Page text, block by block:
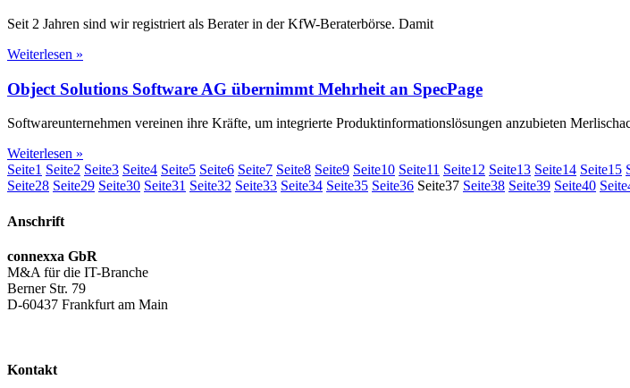
Seit 2 Jahren sind wir registriert als Berater in der KfW-Beraterbörse. Damit
Weiterlesen »
Object Solutions Software AG übernimmt Mehrheit an SpecPage
Softwareunternehmen vereinen ihre Kräfte, um integrierte Produktinformationslösungen anzubieten
Weiterlesen »
Seite1 Seite2 Seite3 Seite4 Seite5 Seite6 Seite7 Seite8 Seite9 Seite10 Seite11 Seite12 Seite13 Seite14 Seite15
Seite28 Seite29 Seite30 Seite31 Seite32 Seite33 Seite34 Seite35 Seite36 Seite37 Seite38 Seite39 Seite40 Seite
Anschrift
connexxa GbR
M&A für die IT-Branche
Berner Str. 79
D-60437 Frankfurt am Main
Kontakt